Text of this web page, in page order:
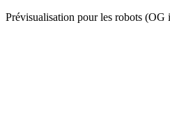
Prévisualisation pour les robots